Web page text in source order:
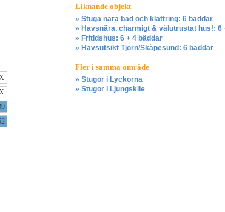
Liknande objekt
» Stuga nära bad och klättring: 6 bäddar
» Havsnära, charmigt & välutrustat hus!: 6
» Fritidshus: 6 + 4 bäddar
» Havsutsikt Tjörn/Skåpesund: 6 bäddar
Fler i samma område
» Stugor i Lyckorna
» Stugor i Ljungskile